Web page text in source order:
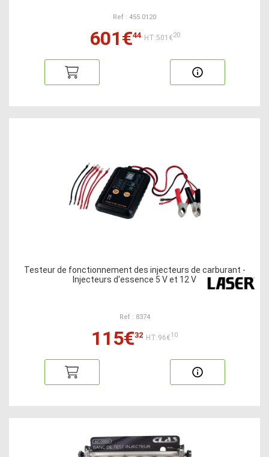
Ref : 455.0120
601€44 HT:501€20
Testeur de fonctionnement des injecteurs de carburant -
Injecteurs d'essence 5 V et 12 V
Ref : 8374
115€32 HT:96€10